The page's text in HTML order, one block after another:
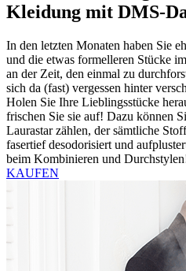
Kleidung mit DMS-
In den letzten Monaten haben Sie
und die etwas formelleren Stücke
an der Zeit, den einmal zu
sich da (fast) vergessen hinter
Holen Sie Ihre Lieblingsstücke
frischen Sie sie auf! Dazu können
Laurastar zählen, der sämtliche
fasertief desodorisiert und
beim Kombinieren und
KAUFEN